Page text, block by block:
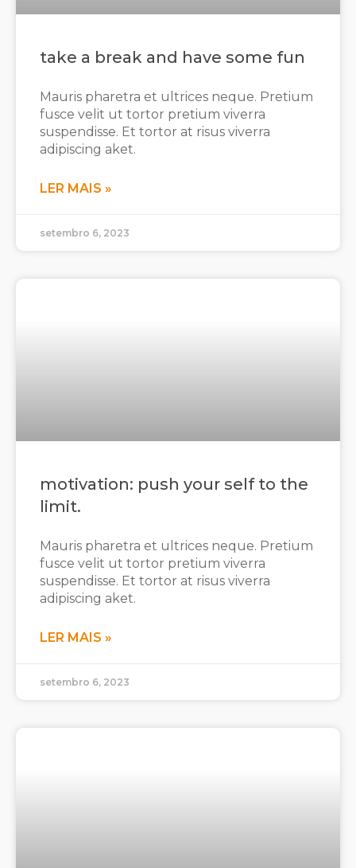
take a break and have some fun
Mauris pharetra et ultrices neque. Pretium
fusce velit ut tortor pretium viverra
suspendisse. Et tortor at risus viverra
adipiscing aket.
LER MAIS »
setembro 6, 2023
motivation: push your self to the
limit.
Mauris pharetra et ultrices neque. Pretium
fusce velit ut tortor pretium viverra
suspendisse. Et tortor at risus viverra
adipiscing aket.
LER MAIS »
setembro 6, 2023